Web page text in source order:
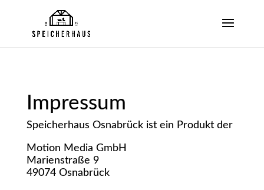
Impres­sum
Spei­cher­haus Osna­brück ist ein Pro­dukt der
Moti­on Media GmbH
Mari­en­stra­ße 9
49074 Osna­brück